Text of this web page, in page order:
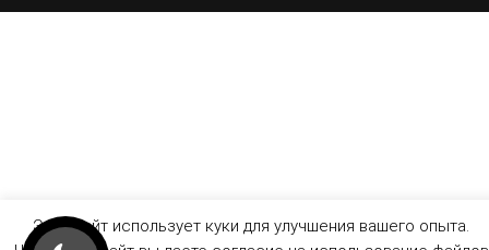
Этот сайт использует куки для улучшения вашего опыта.